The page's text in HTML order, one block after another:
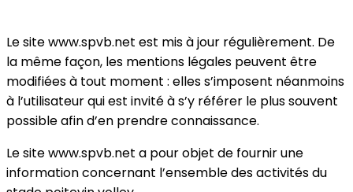
Le site www.spvb.net est mis à jour régulièrement. De
la même façon, les mentions légales peuvent être
modifiées à tout moment : elles s’imposent néanmoins
à l’utilisateur qui est invité à s’y référer le plus souvent
possible afin d’en prendre connaissance.
Le site www.spvb.net a pour objet de fournir une
information concernant l’ensemble des activités du